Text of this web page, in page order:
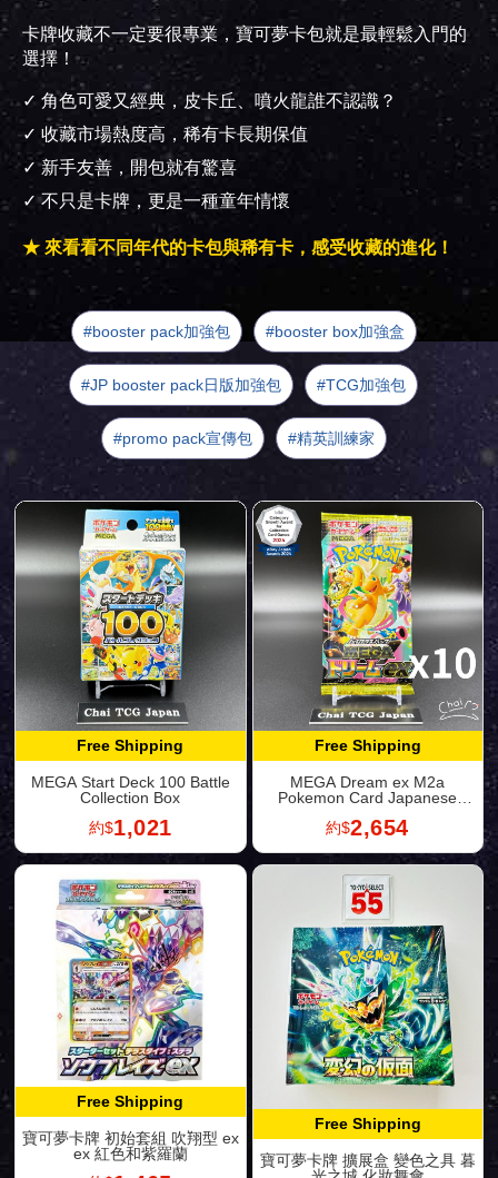
卡牌收藏不一定要很專業，寶可夢卡包就是最輕鬆入門的
選擇！
✓ 角色可愛又經典，皮卡丘、噴火龍誰不認識？
✓ 收藏市場熱度高，稀有卡長期保值
✓ 新手友善，開包就有驚喜
✓ 不只是卡牌，更是一種童年情懷
★ 來看看不同年代的卡包與稀有卡，感受收藏的進化！
booster pack加強包 booster box加強盒
JP booster pack日版加強包 TCG加強包
promo pack宣傳包 精英訓練家
Free Shipping
MEGA Start Deck 100 Battle
Collection Box
約$1,021
Free Shipping
MEGA Dream ex M2a
Pokemon Card Japanese
約$2,654
Free Shipping
寶可夢卡牌 初始套組 吹翔型 ex
ex 紅色和紫羅蘭
Free Shipping
寶可夢卡牌 擴展盒 變色之具 暮